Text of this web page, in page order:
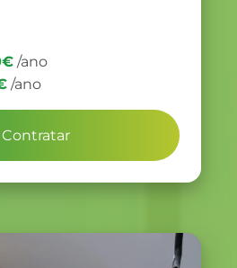
/ano
/ano
Contratar